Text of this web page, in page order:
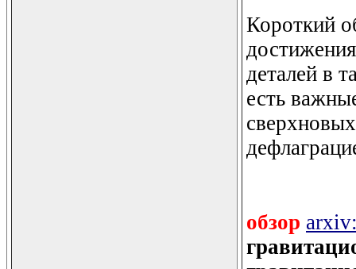
Короткий
деталей в
есть
обзор